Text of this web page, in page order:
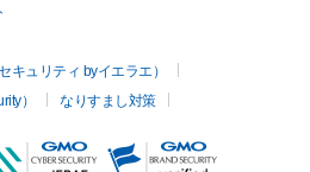
キュリティ byイエラエ）
）
なりすまし対策